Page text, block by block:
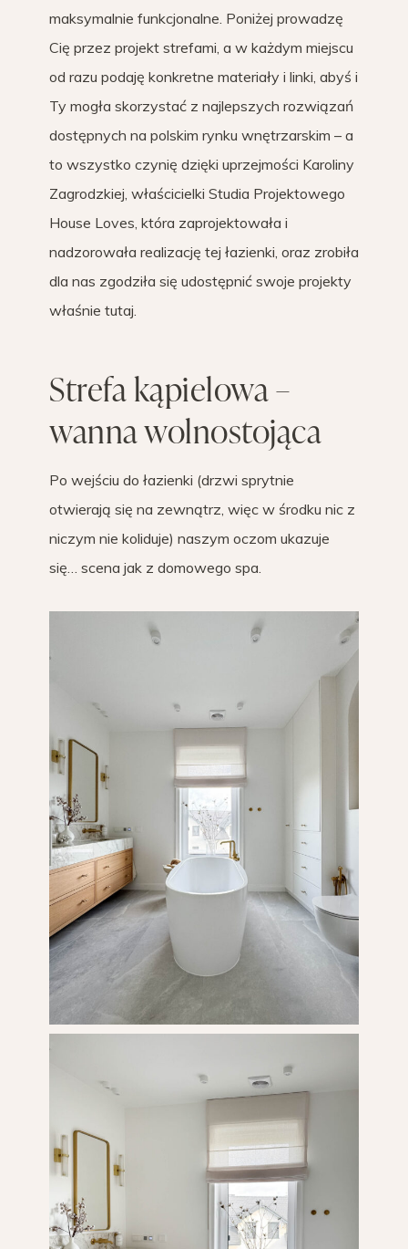
maksymalnie funkcjonalne. Poniżej prowadzę
Cię przez projekt strefami, a w każdym miejscu
od razu podaję konkretne materiały i linki, abyś i
Ty mogła skorzystać z najlepszych rozwiązań
dostępnych na polskim rynku wnętrzarskim – a
to wszystko czynię dzięki uprzejmości Karoliny
Zagrodzkiej, właścicielki Studia Projektowego
House Loves, która zaprojektowała i
nadzorowała realizację tej łazienki, oraz zrobiła
dla nas zgodziła się udostępnić swoje projekty
właśnie tutaj.
Strefa kąpielowa –
wanna wolnostojąca
Po wejściu do łazienki (drzwi sprytnie
otwierają się na zewnątrz, więc w środku nic z
niczym nie koliduje) naszym oczom ukazuje
się… scena jak z domowego spa.